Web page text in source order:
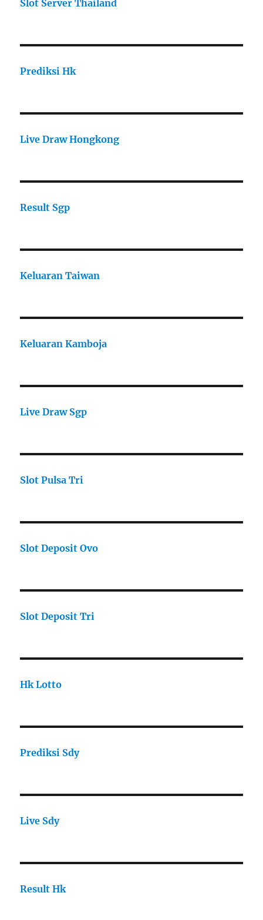
Slot Server Thailand
Prediksi Hk
Live Draw Hongkong
Result Sgp
Keluaran Taiwan
Keluaran Kamboja
Live Draw Sgp
Slot Pulsa Tri
Slot Deposit Ovo
Slot Deposit Tri
Hk Lotto
Prediksi Sdy
Live Sdy
Result Hk